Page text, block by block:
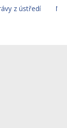
z ústředí